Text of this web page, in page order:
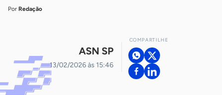
Por Redação
ASN SP
13/02/2026 às 15:46
COMPARTILHE